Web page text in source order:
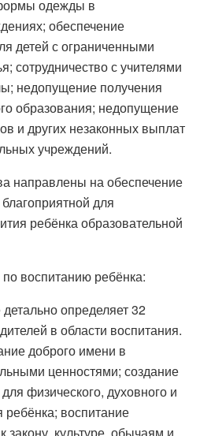
одежды в
обеспечение
детей с ограниченными
сотрудничество с учителями
недопущение получения
образования; недопущение
и других незаконных выплат
учреждений.
направлены на обеспечение
для
ребёнка образовательной
воспитанию ребёнка:
определяет 32
в области воспитания.
доброго имени в
ценностями; создание
физического, духовного и
ребёнка; воспитание
закону, культуре, обычаям и